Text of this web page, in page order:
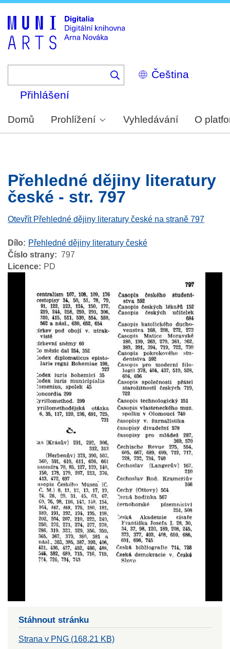
Select
your
Přihlášení
Domů Prohlížení Vyhledávání O
Přehledné dějiny literatury
české - str. 797
Otevřít Přehledné dějiny literatury české na straně 797
Dílo
Přehledné dějiny literatury české
Číslo strany
797
Licence
PD
Stáhnout stránku
Strana v PNG (168.21 KB)